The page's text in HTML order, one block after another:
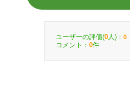
ユーザーの評価(0 人)： 0
コメント： 0件